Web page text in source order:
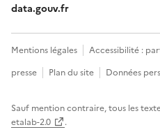
data.gouv.fr
Mentions légales Accessibilité :
presse
Plan du site Données
Sauf mention contraire, tous les
etalab-2.0
.